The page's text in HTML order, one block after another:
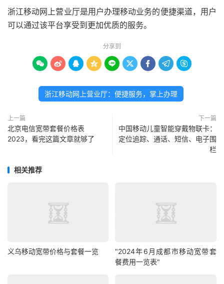
浙江移动网上营业厅是用户办理移动业务的便捷渠道，用户
可以通过该平台享受到更加优质的服务。
分享到
        
浙江移动网上营业厅：便捷服务，掌上办理
上一篇
北京电信宽带套餐价格表
2023，看完这篇文章就够了
下一篇
中国移动儿童智能穿戴物联卡：
定位追踪、通话、短信、电子围
栏
相关推荐
义乌移动宽带价格与套餐一览
"2024年6月成都市移动宽带套
餐费用一览表"